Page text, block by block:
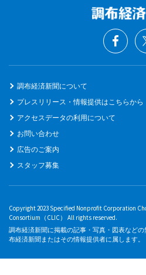
調布経済新聞について
プレスリリース・情報提供はこちらから
アクセスデータの利用について
お問い合わせ
広告のご案内
スタッフ募集
Copyright 2023 Specified Nonprofit Corporation
Consortium（CLIC） All rights reserved.
調布経済新聞に掲載の記事・写真・図表など
布経済新聞またはその情報提供者に属します。